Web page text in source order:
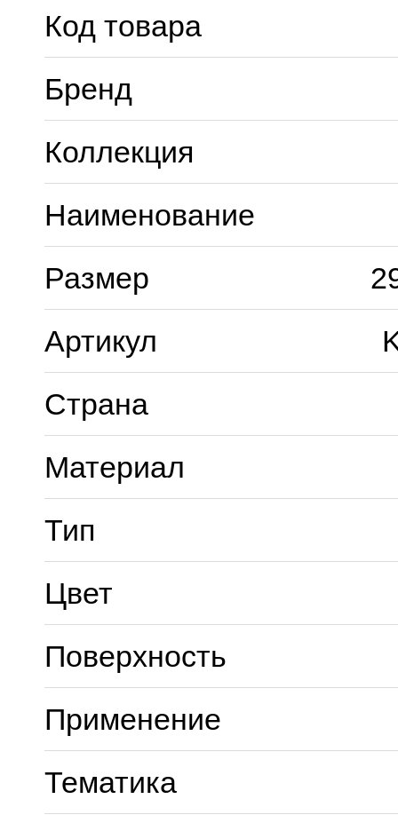
Код товара
Бренд
Коллекция
Наименование
Размер
Артикул
Страна
Материал
Тип
Цвет
Поверхность
Применение
Тематика